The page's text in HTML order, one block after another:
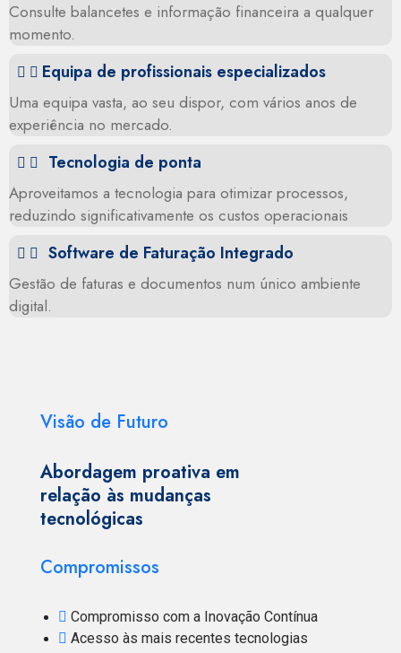
Consulte balancetes e informação financeira a qualquer
momento.
Equipa de profissionais especializados
Uma equipa vasta, ao seu dispor, com vários anos de
experiência no mercado.
Tecnologia de ponta
Aproveitamos a tecnologia para otimizar processos,
reduzindo significativamente os custos operacionais
Software de Faturação Integrado
Gestão de faturas e documentos num único ambiente
digital.
Visão de Futuro
Abordagem proativa em
relação às mudanças
tecnológicas
Compromissos
Compromisso com a Inovação Contínua
Acesso às mais recentes tecnologias